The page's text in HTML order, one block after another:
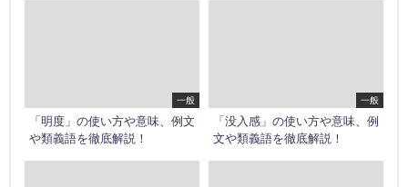
一般
「明度」の使い方や意味、例文
や類義語を徹底解説！
一般
「没入感」の使い方や意味、例
文や類義語を徹底解説！